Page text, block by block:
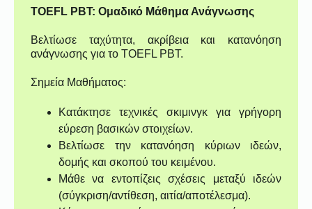
TOEFL PBT: Ομαδικό Μάθημα Ανάγνωσης
Βελτίωσε ταχύτητα, ακρίβεια και κατανόηση
ανάγνωσης για το TOEFL PBT.
Σημεία Μαθήματος:
Κατάκτησε τεχνικές σκιμινγκ για γρήγορη
εύρεση βασικών στοιχείων.
Βελτίωσε την κατανόηση κύριων ιδεών,
δομής και σκοπού του κειμένου.
Μάθε να εντοπίζεις σχέσεις μεταξύ ιδεών
(σύγκριση/αντίθεση, αιτία/αποτέλεσμα).